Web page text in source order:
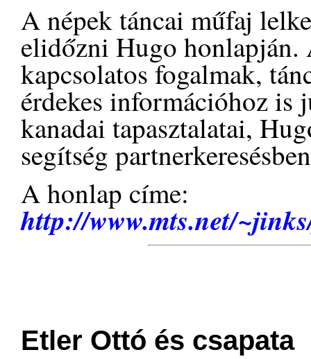
A népek táncai műfaj
elidőzni Hugo honlapján.
kapcsolatos fogalmak,
érdekes információhoz is
kanadai tapasztalatai,
segítség
A honlap címe:
http://www.mts.net/
Etler Ottó és csapata